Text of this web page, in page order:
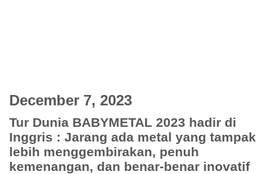
December 7, 2023
Tur Dunia BABYMETAL 2023 hadir di
Inggris : Jarang ada metal yang tampak
lebih menggembirakan, penuh
kemenangan, dan benar-benar inovatif